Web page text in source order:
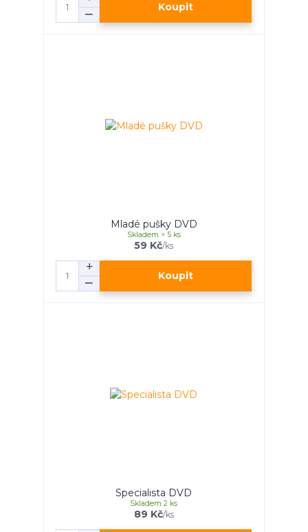
Koupit
Mladé pušky DVD
59 Kč/ks
Skladem > 5 ks
Koupit
Specialista DVD
89 Kč/ks
Skladem 2 ks